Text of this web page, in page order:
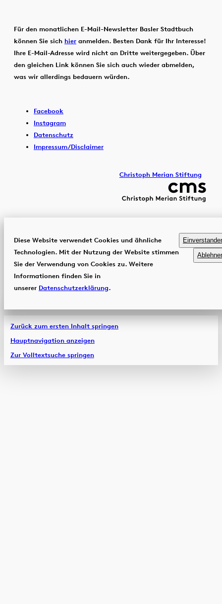
Für den monatlichen E-Mail-Newsletter Basler Stadtbuch
können Sie sich hier anmelden. Besten Dank für Ihr Interesse!
Ihre E-Mail-Adresse wird nicht an Dritte weitergegeben. Über
den gleichen Link können Sie sich auch wieder abmelden,
was wir allerdings bedauern würden.
Facebook
Instagram
Datenschutz
Impressum/Disclaimer
Christoph Merian Stiftung
Diese Website verwendet Cookies und ähnliche
Technologien. Mit der Nutzung der Website stimmen
Sie der Verwendung von Cookies zu. Weitere
Informationen finden Sie in
unserer Datenschutzerklärung.
Zurück zum ersten Inhalt springen
Hauptnavigation anzeigen
Zur Volltextsuche springen